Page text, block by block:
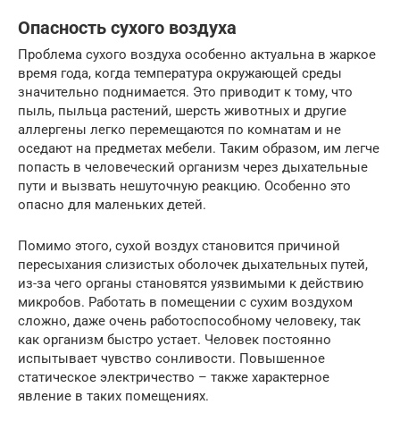
Опасность сухого воздуха
Проблема сухого воздуха особенно актуальна в жаркое
время года, когда температура окружающей среды
значительно поднимается. Это приводит к тому, что
пыль, пыльца растений, шерсть животных и другие
аллергены легко перемещаются по комнатам и не
оседают на предметах мебели. Таким образом, им легче
попасть в человеческий организм через дыхательные
пути и вызвать нешуточную реакцию. Особенно это
опасно для маленьких детей.
Помимо этого, сухой воздух становится причиной
пересыхания слизистых оболочек дыхательных путей,
из-за чего органы становятся уязвимыми к действию
микробов. Работать в помещении с сухим воздухом
сложно, даже очень работоспособному человеку, так
как организм быстро устает. Человек постоянно
испытывает чувство сонливости. Повышенное
статическое электричество – также характерное
явление в таких помещениях.